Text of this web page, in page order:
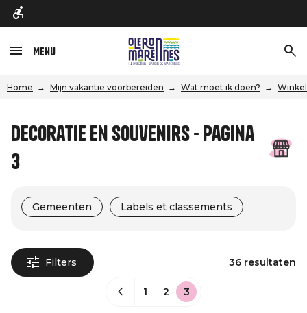
Menu
Home Mijn vakantie voorbereiden Wat moet ik doen?
Decoratie en souvenirs - Pagina
3
Gemeenten Labels et classements
Filters 36 resultaten
1 2 3